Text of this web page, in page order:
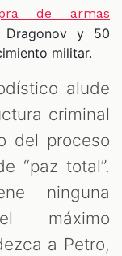
de armas
Dragonov y 50
militar.
alude
criminal
del proceso
“paz total”.
ninguna
máximo
a Petro,